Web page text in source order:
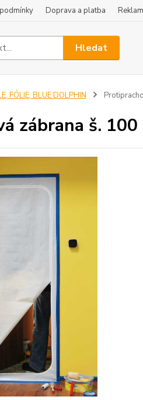
Doprava a platba
Hledat
FÓLIE, BLUE DOLPHIN
zábrana š.